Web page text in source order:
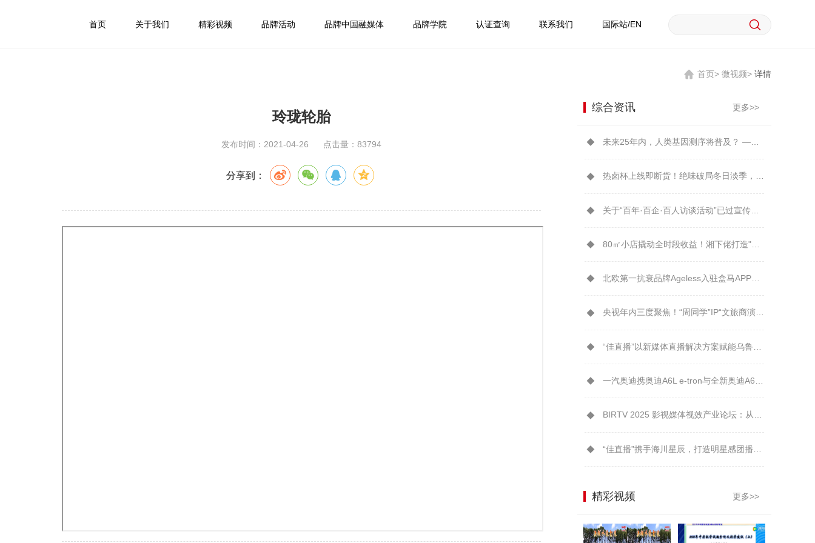
首页 关于我们 精彩视频 品牌活动 品牌中国融媒体 品牌学院 认证查询 联系我们 国际站/EN
首页> 微视频> 详情
玲珑轮胎
发布时间：2021-04-26 点击量：83794
分享到：
综合资讯 更多>>
未来25年内，人类基因测序将普及？ ——从华大实践看凯文·凯利预言可能性
热卤杯上线即断货！绝味破局冬日淡季，开辟餐桌新增量
关于“百年·百企·百人访谈活动”已过宣传时效的公告
80㎡小店撬动全时段收益！湘下佬打造"可复制的湖湘美食IP"
北欧第一抗衰品牌Ageless入驻盒马APP解锁年轻“肌”密
央视年内三度聚焦！“周同学”IP“文旅商演”模式引爆城市消费新生态
“佳直播”以新媒体直播解决方案赋能乌鲁木齐广播电视台融媒体转型升级
一汽奥迪携奥迪A6L e-tron与全新奥迪A6L鼎力支持2026大连夏季达沃斯
BIRTV 2025 影视媒体视效产业论坛：从技术到美学EOS C80受到芒果TV制作团队认可
“佳直播”携手海川星辰，打造明星感团播新体验！
精彩视频 更多>>